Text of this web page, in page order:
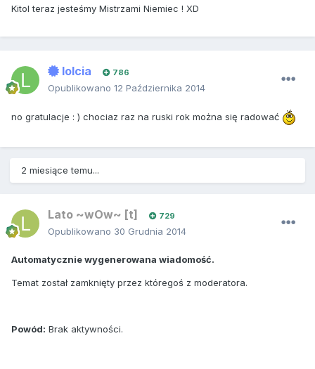
Kitol teraz jesteśmy Mistrzami Niemiec ! XD
lolcia 786
Opublikowano 12 Października 2014
no gratulacje : ) chociaz raz na ruski rok można się radować
2 miesiące temu...
Lato ~wOw~ [t] 729
Opublikowano 30 Grudnia 2014
Automatycznie wygenerowana wiadomość.
Temat został zamknięty przez któregoś z moderatora.
Powód: Brak aktywności.